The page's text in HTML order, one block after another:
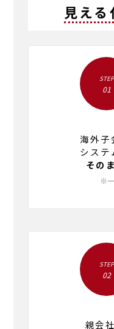
見える
STEP
01
海外子
システ
その
※一
STEP
02
親会